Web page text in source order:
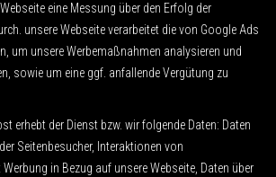
eine Messung über den Erfolg der
unsere Webseite verarbeitet die von Google Ads
um unsere Werbemaßnahmen analysieren und
sowie um eine ggf. anfallende Vergütung zu
erhebt der Dienst bzw. wir folgende Daten: Daten
Seitenbesucher, Interaktionen von
in Bezug auf unsere Webseite, Daten über